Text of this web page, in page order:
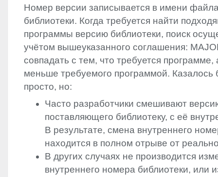
Номер версии записывается в имени
библиотеки. Когда требуется найти
программы версию библиотеки, поиск
учётом вышеуказанного соглашения:
совпадать с тем, что требуется программе,
меньше требуемого программой. Казалось
просто, но:
Часто разработчики смешивают
поставляющего библиотеку, с её
В результате, смена внутреннего
находится в полном отрыве от
В других случаях не производится
внутреннего номера библиотеки, или